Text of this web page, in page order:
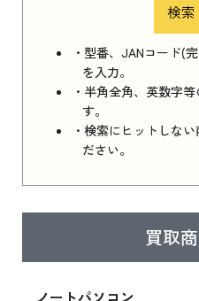
検索
・型番、JANコード(
を入力。
・半角全角、英数字
す。
・検索にヒットしな
ださい。
買取
ノートパソコン